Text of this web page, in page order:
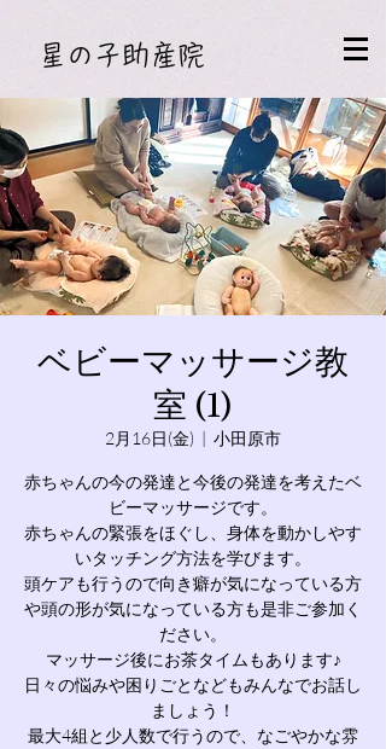
​星の子助産院
ベビーマッサージ教
室 (1)
2月16日(金)
  |
小田原市
赤ちゃんの今の発達と今後の発達を考えたベ
ビーマッサージです。
赤ちゃんの緊張をほぐし、身体を動かしやす
いタッチング方法を学びます。
頭ケアも行うので向き癖が気になっている方
や頭の形が気になっている方も是非ご参加く
ださい。
マッサージ後にお茶タイムもあります♪
日々の悩みや困りごとなどもみんなでお話し
ましょう！
最大4組と少人数で行うので、なごやかな雰